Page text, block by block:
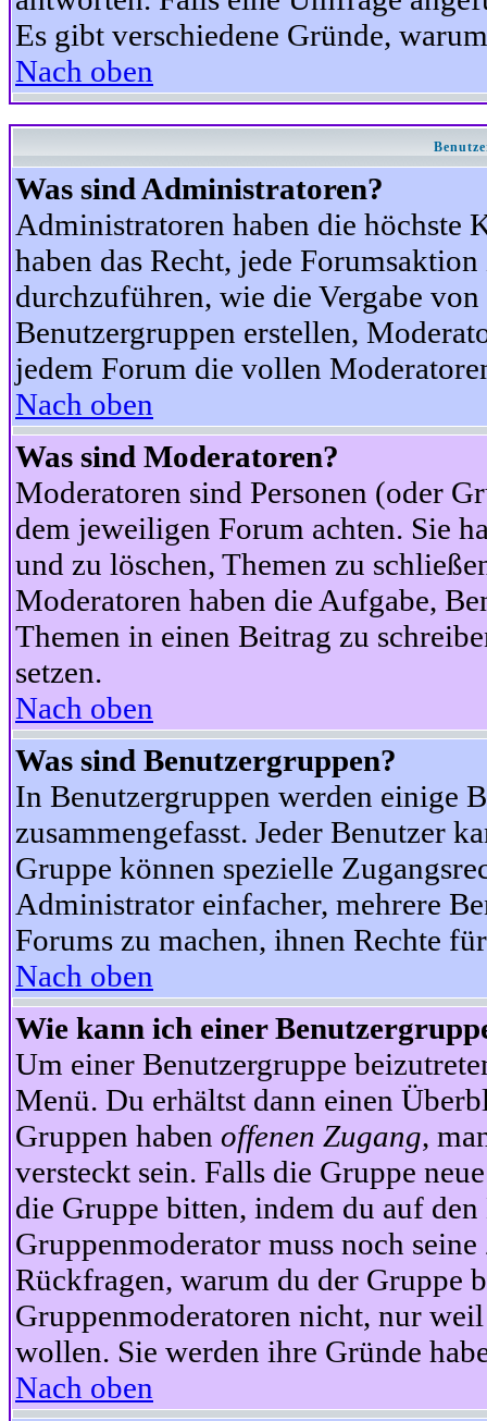
Es gibt verschiedene Gründe,
Nach oben
Was sind Administratoren?
Administratoren haben die höchste
haben das Recht, jede
durchzuführen, wie die Vergabe
Benutzergruppen erstellen,
jedem Forum die vollen
Nach oben
Was sind Moderatoren?
Moderatoren sind Personen (oder
dem jeweiligen Forum achten. Sie
und zu löschen, Themen zu
Moderatoren haben die Aufgabe,
Themen in einen Beitrag zu
setzen.
Nach oben
Was sind Benutzergruppen?
In Benutzergruppen werden einige
zusammengefasst. Jeder Benutzer
Gruppe können spezielle
Administrator einfacher, mehrere
Forums zu machen, ihnen Rechte
Nach oben
Wie kann ich einer
Um einer Benutzergruppe
Menü. Du erhältst dann einen
Gruppen haben offenen Zugang,
versteckt sein. Falls die Gruppe
die Gruppe bitten, indem du auf
Gruppenmoderator muss noch
Rückfragen, warum du der Gruppe
Gruppenmoderatoren nicht, nur
wollen. Sie werden ihre Gründe
Nach oben